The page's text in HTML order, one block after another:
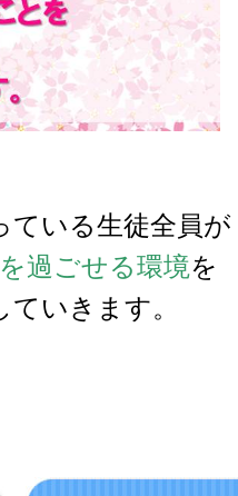
ている生徒全員が
過ごせる環境を
いきます。